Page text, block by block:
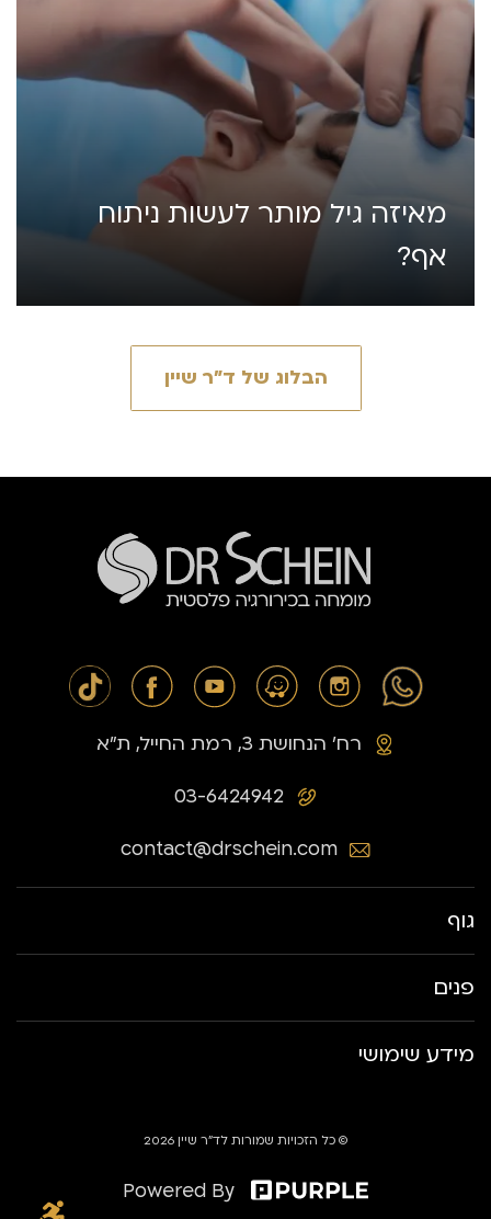
מאיזה גיל מותר לעשות ניתוח
אף?
הבלוג של ד״ר שיין
03-6424942
רח׳ הנחושת 3, רמת החייל, ת״א
contact@drschein.com
גוף
פנים
מידע שימושי
© כל הזכויות שמורות לד״ר שיין 2026
Powered By